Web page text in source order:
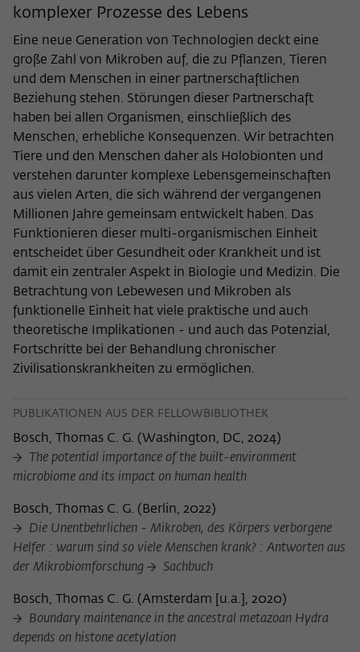
komplexer Prozesse des Lebens
Eine neue Generation von Technologien deckt eine
große Zahl von Mikroben auf, die zu Pflanzen, Tieren
und dem Menschen in einer partnerschaftlichen
Beziehung stehen. Störungen dieser Partnerschaft
haben bei allen Organismen, einschließlich des
Menschen, erhebliche Konsequenzen. Wir betrachten
Tiere und den Menschen daher als Holobionten und
verstehen darunter komplexe Lebensgemeinschaften
aus vielen Arten, die sich während der vergangenen
Millionen Jahre gemeinsam entwickelt haben. Das
Funktionieren dieser multi-organismischen Einheit
entscheidet über Gesundheit oder Krankheit und ist
damit ein zentraler Aspekt in Biologie und Medizin. Die
Betrachtung von Lebewesen und Mikroben als
funktionelle Einheit hat viele praktische und auch
theoretische Implikationen - und auch das Potenzial,
Fortschritte bei der Behandlung chronischer
Zivilisationskrankheiten zu ermöglichen.
PUBLIKATIONEN AUS DER FELLOWBIBLIOTHEK
Bosch, Thomas C. G. (Washington, DC, 2024)
The potential importance of the built-environment
microbiome and its impact on human health
Bosch, Thomas C. G. ( Berlin, 2022)
Die Unentbehrlichen - Mikroben, des Körpers verborgene
Helfer : warum sind so viele Menschen krank? : Antworten aus
der Mikrobiomforschung
Sachbuch
Bosch, Thomas C. G. (Amsterdam [u.a.], 2020)
Boundary maintenance in the ancestral metazoan Hydra
depends on histone acetylation